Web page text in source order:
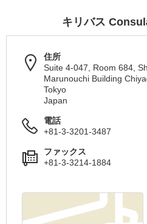
キリバス
住所
Suite 4-047, Room 684,
Marunouchi Building
Tokyo
Japan
電話
+81-3-3201-3487
ファックス
+81-3-3214-1884